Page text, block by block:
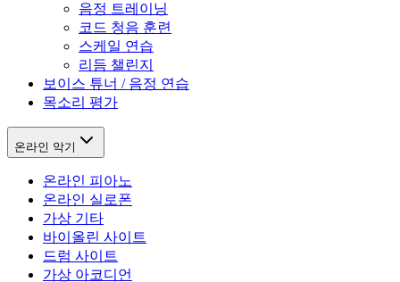
음정 트레이닝
코드 청음 훈련
스케일 연습
리듬 챌린지
보이스 튜너 / 음정 연습
목소리 평가
온라인 악기
온라인 피아노
온라인 실로폰
가상 기타
바이올린 사이트
드럼 사이트
가상 아코디언